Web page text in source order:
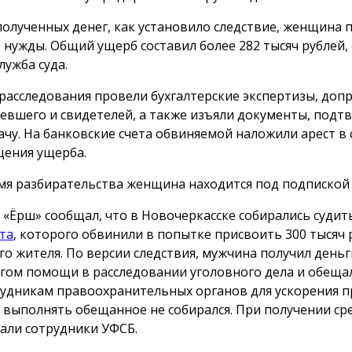
денег, как установило следствие, женщина
Общий ущерб составил более 282 тысяч
суда.
провели бухгалтерские экспертизы,
и свидетелей, а также изъяли документы,
На банковские счета обвиняемой наложили арест в
ущерба.
разбирательства женщина находится под
сообщал, что в Новочеркасске собирались
, которого обвинили в попытке присвоить 300 тысяч
жителя. По версии следствия, мужчина получил
помощи в расследовании уголовного дела и
правоохранительных органов для ускорения
обещанное не собирался. При получении
сотрудники УФСБ.